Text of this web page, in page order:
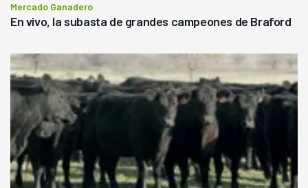
Mercado Ganadero
En vivo, la subasta de grandes campeones de Braford